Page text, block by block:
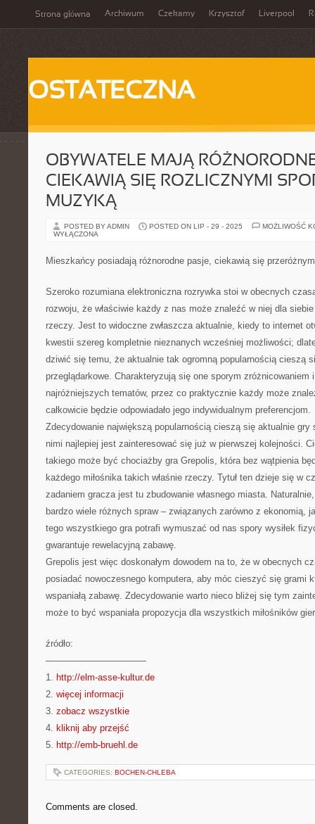
Strona główna Archiwum Czekamy Krzysztof Liverpool
OSTATECZNA
OBYWATELE MAJĄ
CIEKAWIĄ SIĘ ROZLICZNYMI
MUZYKĄ
POSTED BY ADMIN POSTED ON LIP - 29 - 2025
MOŻLIWOŚĆ
WYŁĄCZONA
Mieszkańcy posiadają różnorodne pasje, ciekawią się
Szeroko rozumiana elektroniczna rozrywka stoi w obecnych
rozwoju, że właściwie każdy z nas może znaleźć w niej dla
rzeczy. Jest to widoczne zwłaszcza aktualnie, kiedy to internet
kwestii szereg kompletnie nieznanych wcześniej możliwości;
dziwić się temu, że aktualnie tak ogromną popularnością cieszą
przeglądarkowe. Charakteryzują się one sporym zróżnicowaniem
najróżniejszych tematów, przez co praktycznie każdy może
całkowicie będzie odpowiadało jego indywidualnym preferencjom.
Zdecydowanie największą popularnością cieszą się aktualnie gry
nimi najlepiej jest zainteresować się już w pierwszej kolejności.
takiego może być chociażby gra Grepolis, która bez wątpienia
każdego miłośnika takich właśnie rzeczy. Tytuł ten dzieje się w
zadaniem gracza jest tu zbudowanie własnego miasta.
bardzo wiele różnych spraw – związanych zarówno z ekonomią,
tego wszystkiego gra potrafi wymuszać od nas spory wysiłek
gwarantuje rewelacyjną zabawę.
Grepolis jest więc doskonałym dowodem na to, że w obecnych
posiadać nowoczesnego komputera, aby móc cieszyć się grami
wspaniałą zabawę. Zdecydowanie warto nieco bliżej się tym
może to być wspaniała propozycja dla wszystkich miłośników
źródło:
———————————
1. http://elm-asse-kultur.de
2. więcej informacji
3. zobacz wszystkie
4. kliknij aby przejść
5. http://emb-bruehl.de
CATEGORIES: BOCHEN-CHLEBA
Comments are closed.